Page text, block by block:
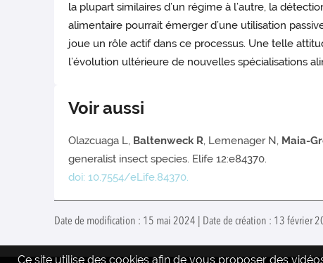
la plupart similaires d’un régime à l’autre, la
alimentaire pourrait émerger d’une utilisation
joue un rôle actif dans ce processus. Une telle
l’évolution ultérieure de nouvelles spécialisations
Voir aussi
Olazcuaga L, Baltenweck R, Lemenager N, Maia-
generalist insect species. Elife 12:e84370.
doi: 10.7554/eLife.84370.
Date de modification : 15 mai 2024 | Date de création : 13 février
Ce site utilise des cookies afin de vous proposer des